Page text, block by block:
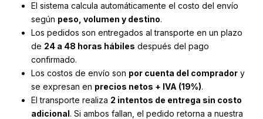
El sistema calcula automáticamente el costo del envío
según peso, volumen y destino.
Los pedidos son entregados al transporte en un plazo
de 24 a 48 horas hábiles después del pago
confirmado.
Los costos de envío son por cuenta del comprador y
se expresan en precios netos + IVA (19%).
El transporte realiza 2 intentos de entrega sin costo
adicional. Si ambos fallan, el pedido retorna a nuestra